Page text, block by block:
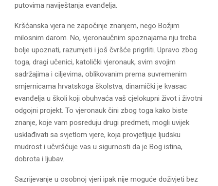
putovima naviještanja evanđelja.
Kršćanska vjera ne započinje znanjem, nego Božjim
milosnim darom. No, vjeronaučnim spoznajama nju treba
bolje upoznati, razumjeti i još čvršće prigrliti. Upravo zbog
toga, dragi učenici, katolički vjeronauk, svim svojim
sadržajima i ciljevima, oblikovanim prema suvremenim
smjernicama hrvatskoga školstva, dinamički je kvasac
evanđelja u školi koji obuhvaća vaš cjelokupni život i životni
odgojni projekt. To vjeronauk čini zbog toga kako biste
znanje, koje vam posreduju drugi predmeti, mogli uvijek
usklađivati sa svjetlom vjere, koja provjetljuje ljudsku
mudrost i učvršćuje vas u sigurnosti da je Bog istina,
dobrota i ljubav.
Sazrijevanje u osobnoj vjeri ipak nije moguće doživjeti bez